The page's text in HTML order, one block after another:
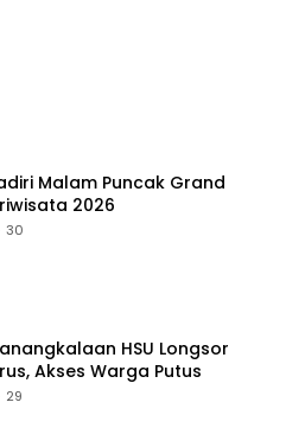
Malam Puncak Grand
2026
30
HSU Longsor
Akses Warga Putus
29